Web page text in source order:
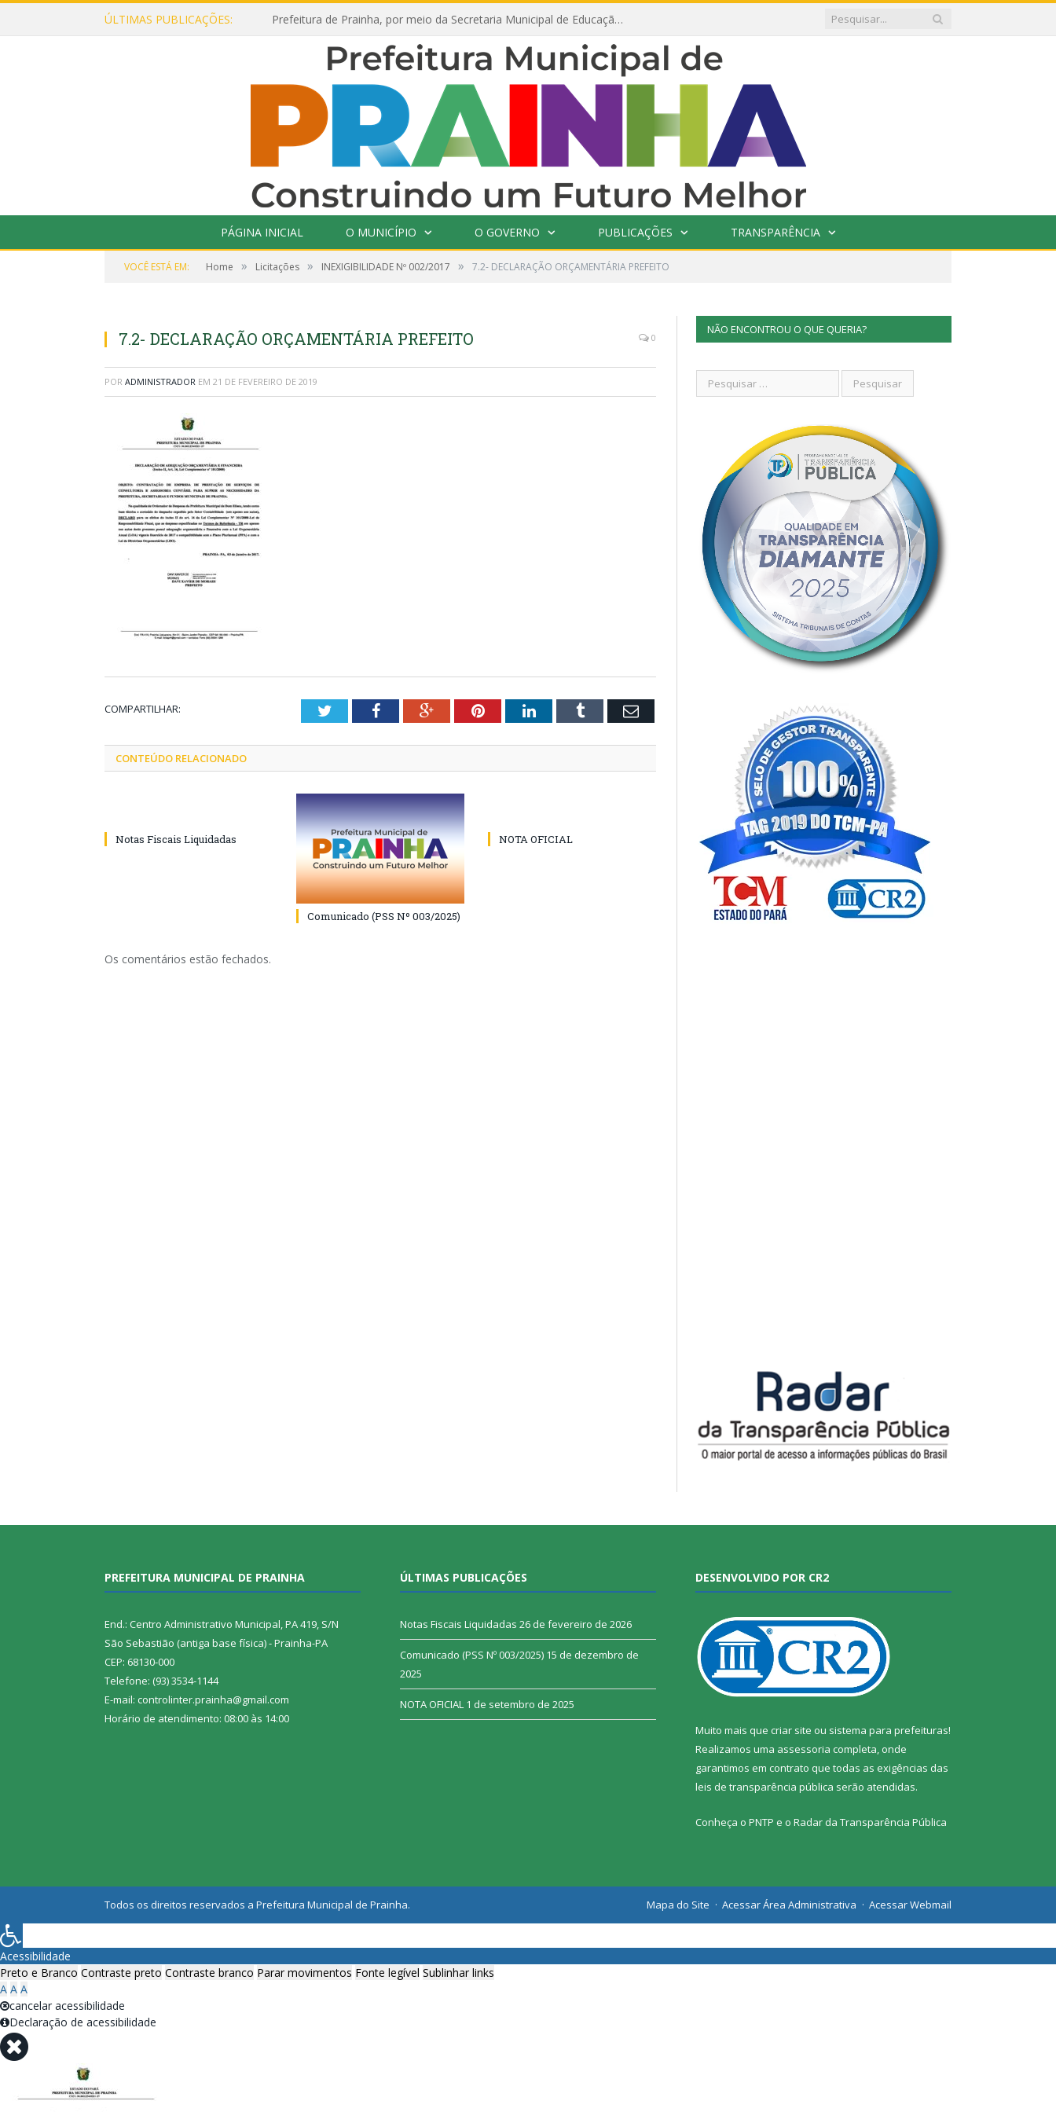
ÚLTIMAS PUBLICAÇÕES: Prefeitura de Prainha, por meio da Secretaria Municipal de Educação, abre 354 vagas na área da Educação para 2025 com processo seletivo simplificado
PÁGINA INICIAL O MUNICÍPIO O GOVERNO PUBLICAÇÕES TRANSPARÊNCIA
VOCÊ ESTÁ EM: Home » Licitações » INEXIGIBILIDADE Nº 002/2017 » 7.2- DECLARAÇÃO ORÇAMENTÁRIA PREFEITO
7.2- DECLARAÇÃO ORÇAMENTÁRIA PREFEITO 0
POR ADMINISTRADOR EM 21 DE FEVEREIRO DE 2019
COMPARTILHAR: TwitterFacebookGoogle+PinterestLinkedInTumblr Email
CONTEÚDO RELACIONADO
Notas Fiscais Liquidadas
Comunicado (PSS Nº 003/2025)
NOTA OFICIAL
Os comentários estão fechados.
NÃO ENCONTROU O QUE QUERIA?
PREFEITURA MUNICIPAL DE PRAINHA
End.: Centro Administrativo Municipal, PA 419, S/N
São Sebastião (antiga base física) - Prainha-PA
CEP: 68130-000
Telefone: (93) 3534-1144
E-mail: controlinter.prainha@gmail.com
Horário de atendimento: 08:00 às 14:00
ÚLTIMAS PUBLICAÇÕES
Notas Fiscais Liquidadas 26 de fevereiro de 2026
Comunicado (PSS Nº 003/2025) 15 de dezembro de
2025
NOTA OFICIAL 1 de setembro de 2025
DESENVOLVIDO POR CR2
Muito mais que criar site ou sistema para prefeituras!
Realizamos uma assessoria completa, onde
garantimos em contrato que todas as exigências das
leis de transparência pública serão atendidas.
Conheça o PNTP e o Radar da Transparência Pública
Todos os direitos reservados a Prefeitura Municipal de Prainha. Mapa do Site Acessar Área Administrativa Acessar Webmail
Acessibilidade
Preto e Branco Contraste preto Contraste branco Parar movimentos Fonte legível Sublinhar links
A A A
cancelar acessibilidade
Declaração de acessibilidade